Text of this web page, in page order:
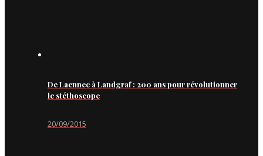
De Laennec à Landgraf : 200 ans pour révolutionner
le stéthoscope
20/09/2015